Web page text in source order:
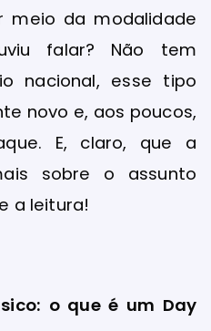
meio da modalidade
falar? Não tem
nacional, esse tipo
novo e, aos poucos,
E, claro, que a
sobre o assunto
a leitura!
o que é um Day